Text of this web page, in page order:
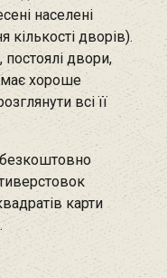
населені
кількості дворів).
двори,
має хороше
всі її
карти